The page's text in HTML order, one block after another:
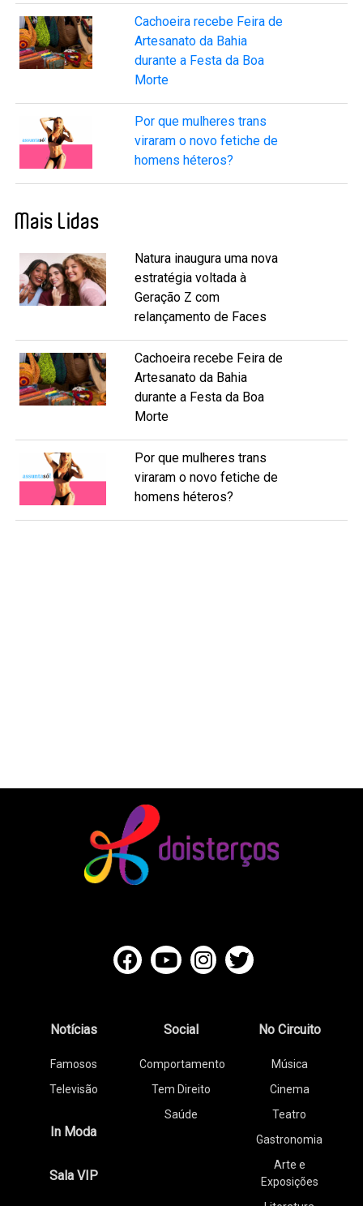
Cachoeira recebe Feira de
Artesanato da Bahia
durante a Festa da Boa
Morte
Por que mulheres trans
viraram o novo fetiche de
homens héteros?
Mais Lidas
Natura inaugura uma nova
estratégia voltada à
Geração Z com
relançamento de Faces
Cachoeira recebe Feira de
Artesanato da Bahia
durante a Festa da Boa
Morte
Por que mulheres trans
viraram o novo fetiche de
homens héteros?
Notícias
Famosos
Televisão
In Moda
Sala VIP
Social
Comportamento
Tem Direito
Saúde
No Circuito
Música
Cinema
Teatro
Gastronomia
Arte e
Exposições